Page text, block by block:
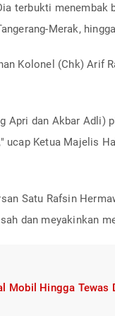
terbukti menembak
Merak,
Kolonel (Chk) Arif
Apri dan Akbar Adli)
ucap Ketua Majelis
Satu Rafsin
dan meyakinkan
Mobil Hingga Tewas